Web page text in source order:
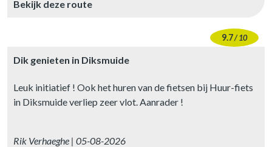
Bekijk deze route
9.7/ 10
Dik genieten in Diksmuide
Leuk initiatief ! Ook het huren van de fietsen bij Huur-fiets
in Diksmuide verliep zeer vlot. Aanrader !
Rik Verhaeghe | 05-08-2026